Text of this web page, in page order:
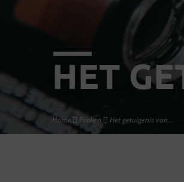
HET
Home Preken Het getuigenis van…